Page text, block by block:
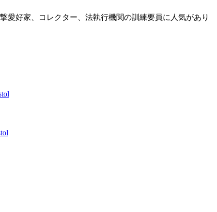
愛好家、コレクター、法執行機関の訓練要員に人気があり